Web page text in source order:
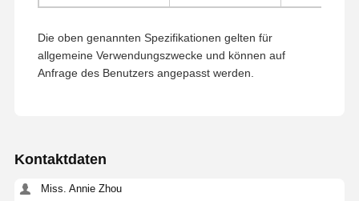
Silica-Mikrosphären-Kosmetik
Quarzglaspulver
Hydrophiles gedampftes Silikon
Die oben genannten Spezifikationen gelten für
allgemeine Verwendungszwecke und können auf
Anfrage des Benutzers angepasst werden.
Kontaktdaten
Miss. Annie Zhou